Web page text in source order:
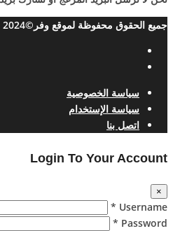
جميع الحقوق محفوظة لموقع وفر©2024
سياسة الخصوصية
سياسة الإستخدام
اتصل بنا
Login To Your Account
×
Username *
Password *